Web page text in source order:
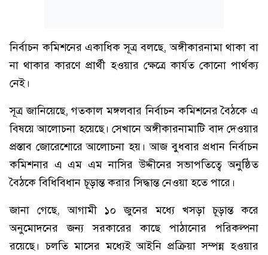
নির্বাচন কমিশনের একাধিক সূত্র বলছে, অঙ্গীকারনামা থাকা বা
না থাকার কারণে প্রার্থী হওয়ার ক্ষেত্রে কার্যত কোনো পার্থক্য
নেই।
সূত্র জানিয়েছে, গতকাল মঙ্গলবার নির্বাচন কমিশনের বৈঠকে এ
বিষয়ে আলোচনা হয়েছে। সেখানে অঙ্গীকারনামাটি বাদ দেওয়ার
প্রস্তাব জোরেশোরে আলোচনা হয়। আজ বুধবার প্রধান নির্বাচন
কমিশনার এ এম এম নাসির উদ্দীনের সভাপতিত্বে অনুষ্ঠিত
বৈঠকে বিধিবিধান চূড়ান্ত করার সিদ্ধান্ত নেওয়া হতে পারে।
জানা গেছে, আগামী ১০ জুনের মধ্যে খসড়া চূড়ান্ত করে
অনুমোদনের জন্য সরকারের কাছে পাঠানোর পরিকল্পনা
রয়েছে। চলতি মাসের মধ্যেই আইনি প্রক্রিয়া সম্পন্ন হওয়ার